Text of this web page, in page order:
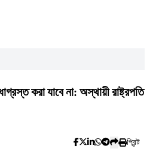
করা যাবে না: অস্থায়ী রাষ্ট্রপতি
প্রিন্ট